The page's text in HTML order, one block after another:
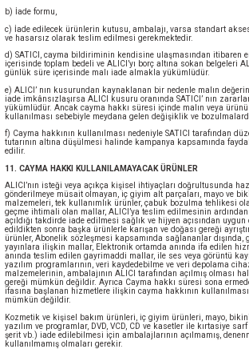
b) İade formu,
c) İade edilecek ürünlerin kutusu, ambalajı, varsa standart
ve hasarsız olarak teslim edilmesi gerekmektedir.
d) SATICI, cayma bildiriminin kendisine ulaşmasından itibaren
içerisinde toplam bedeli ve ALICI’yı borç altına sokan belgeleri
günlük süre içerisinde malı iade almakla yükümlüdür.
e) ALICI’ nın kusurundan kaynaklanan bir nedenle malın
iade imkânsızlaşırsa ALICI kusuru oranında SATICI’ nın
yükümlüdür. Ancak cayma hakkı süresi içinde malın veya
kullanılması sebebiyle meydana gelen değişiklik ve
f) Cayma hakkının kullanılması nedeniyle SATICI tarafından
tutarının altına düşülmesi halinde kampanya kapsamında
edilir.
11. CAYMA HAKKI KULLANILAMAYACAK ÜRÜNLER
ALICI’nın isteği veya açıkça kişisel ihtiyaçları doğrultusunda
gönderilmeye müsait olmayan, iç giyim alt parçaları, mayo ve
malzemeleri, tek kullanımlık ürünler, çabuk bozulma tehlikesi
geçme ihtimali olan mallar, ALICI’ya teslim edilmesinin
açıldığı takdirde iade edilmesi sağlık ve hijyen açısından
edildikten sonra başka ürünlerle karışan ve doğası gereği
ürünler, Abonelik sözleşmesi kapsamında sağlananlar dışında,
yayınlara ilişkin mallar, Elektronik ortamda anında ifa edilen
anında teslim edilen gayrimaddi mallar, ile ses veya görüntü
yazılım programlarının, veri kaydedebilme ve veri depolama
malzemelerinin, ambalajının ALICI tarafından açılmış olması
gereği mümkün değildir. Ayrıca Cayma hakkı süresi sona
ifasına başlanan hizmetlere ilişkin cayma hakkının
mümkün değildir.
Kozmetik ve kişisel bakım ürünleri, iç giyim ürünleri, mayo,
yazılım ve programlar, DVD, VCD, CD ve kasetler ile kırtasiye
şerit vb.) iade edilebilmesi için ambalajlarının açılmamış,
kullanılmamış olmaları gerekir.